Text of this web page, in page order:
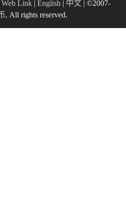
Web Link | English | 中文 | ©2007-
, All rights reserved.